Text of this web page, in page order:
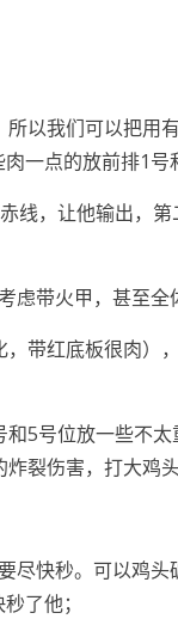
以我们可以把用
一点的放前排1号
线，让他输出，
带火甲，甚至全
带红底板很肉）
5号位放一些不
裂伤害，打大鸡
快秒。可以鸡头
了他；